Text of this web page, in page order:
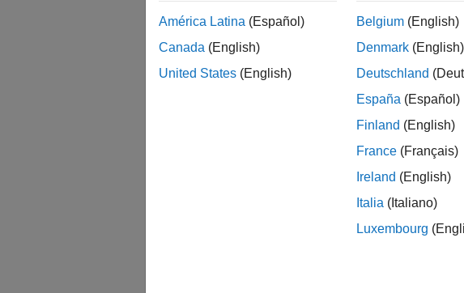
この例では、単精度ハ
る方法を示します。
信号の継承されたデー
できます。
モデル例の確認
モデル例
América Latina (Español)
Canada (English)
United States (English)
Belgium (English)
Denmark (English)
Deutschland
España (Español)
Finland (English)
France (Français)
Ireland (English)
Italia (Italiano)
Luxembourg